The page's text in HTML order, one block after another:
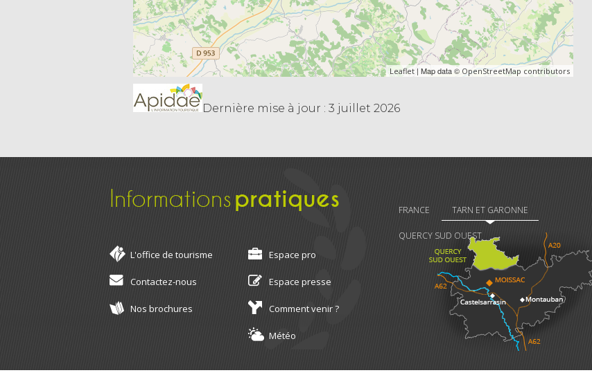
Leaflet| Map data © OpenStreetMap contributors
Dernière mise à jour : 3 juillet 2026
Informationspratiques
L'office de tourisme Espace pro
Contactez-nous Espace presse
Nos brochures Comment venir ?
Météo
FRANCE TARN ET GARONNE
QUERCY SUD OUEST